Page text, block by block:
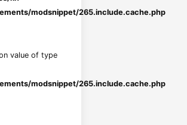
modsnippet/265.include.cache.php
value of type
modsnippet/265.include.cache.php